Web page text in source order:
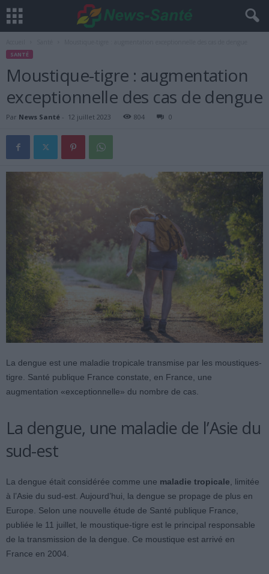
SANTÉ
Moustique-tigre : augmentation
exceptionnelle des cas de dengue
Par News Santé - 12 juillet 2023 804 0
La dengue est une maladie tropicale transmise par les moustiques-
tigre. Santé publique France constate, en France, une
augmentation «exceptionnelle» du nombre de cas.
La dengue, une maladie de l’Asie du
sud-est
La dengue était considérée comme une maladie tropicale, limitée
à l’Asie du sud-est. Aujourd’hui, la dengue se propage de plus en
Europe. Selon une nouvelle étude de Santé publique France,
publiée le 11 juillet, le moustique-tigre est le principal responsable
de la transmission de la dengue. Ce moustique est arrivé en
France en 2004.